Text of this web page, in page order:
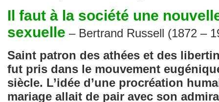
Il faut à la société une
sexuelle – Bertrand Russell (1872 –
Saint patron des athées et des
fut pris dans le mouvement
siècle. L’idée d’une procréation
mariage allait de pair avec son